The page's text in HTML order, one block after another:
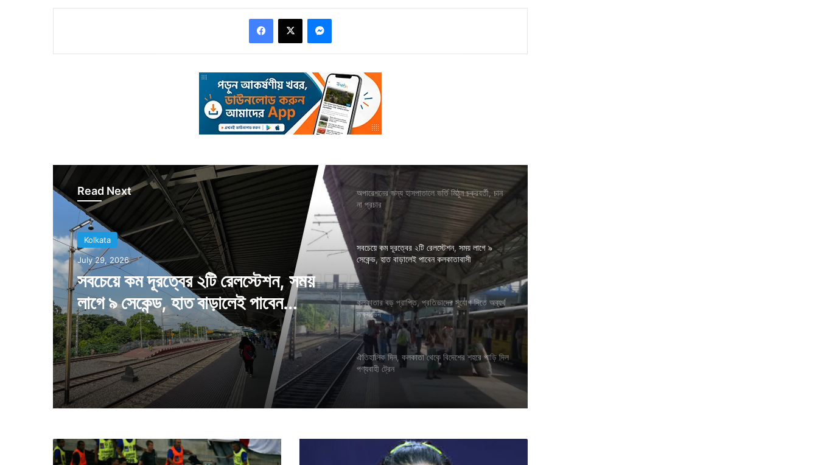
Read Next
Kolkata
July 29, 2026
সবচেয়ে কম দূরত্বের ২টি রেলস্টেশন, সময়
লাগে ৯ সেকেন্ড, হাত বাড়ালেই পাবেন
কলকাতাবাসী
অপারেশনের জন্য হাসপাতালে ভর্তি মিঠুন চক্রবর্তী, চান
না প্রচার
সবচেয়ে কম দূরত্বের ২টি রেলস্টেশন, সময় লাগে ৯
সেকেন্ড, হাত বাড়ালেই পাবেন কলকাতাবাসী
কলকাতার বড় প্রাপ্তি, প্রতিভাদের সুযোগ দিতে অব্যর্থ
লক্ষ্যভেদ
ঐতিহাসিক দিন, কলকাতা থেকে বিদেশের শহরে পাড়ি দিল
পণ্যবাহী ট্রেন
আ
ট